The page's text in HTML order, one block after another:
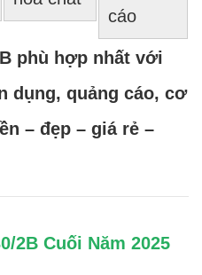
cáo
phù hợp nhất với
dụng, quảng cáo, cơ
– đẹp – giá rẻ –
2B Cuối Năm 2025